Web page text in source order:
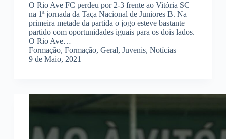
O Rio Ave FC perdeu por 2-3 frente ao Vitória SC
na 1ª jornada da Taça Nacional de Juniores B. Na
primeira metade da partida o jogo esteve bastante
partido com oportunidades iguais para os dois lados.
O Rio Ave…
Formação, Formação, Geral, Juvenis, Notícias
9 de Maio, 2021